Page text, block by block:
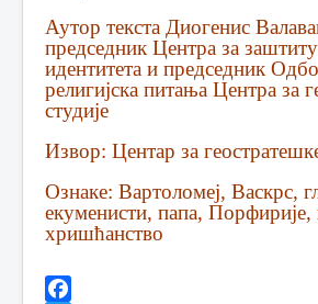
Аутор текста Диогенис
председник Центра за
идентитета и председник
религијска питања Центра за
студије
Извор: Центар за
Ознаке: Вартоломеј, Васкрс,
екуменисти, папа, Порфирије,
хришћанство